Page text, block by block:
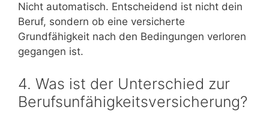
Nicht automatisch. Entscheidend ist nicht dein
Beruf, sondern ob eine versicherte
Grundfähigkeit nach den Bedingungen verloren
gegangen ist.
4. Was ist der Unterschied zur
Berufsunfähigkeitsversicherung?